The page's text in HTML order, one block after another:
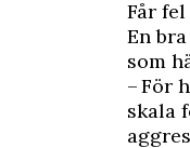
Får
En
som
– För
skala